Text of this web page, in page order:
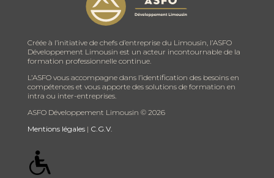
Créée à l’initiative de chefs d’entreprise du Limousin, l’ASFO
Développement Limousin est un acteur incontournable de la
formation professionnelle continue.
L’ASFO vous accompagne dans l’identification des besoins en
compétences et vous apporte des solutions de formation en
intra ou inter-entreprises.
ASFO Développement Limousin © 2026
Mentions légales| C.G.V.